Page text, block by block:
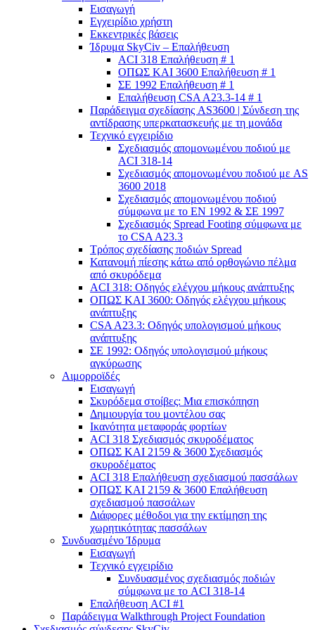
Εισαγωγή
Εγχειρίδιο χρήστη
Εκκεντρικές βάσεις
Ίδρυμα SkyCiv – Επαλήθευση
ACI 318 Επαλήθευση # 1
ΟΠΩΣ ΚΑΙ 3600 Επαλήθευση # 1
ΣΕ 1992 Επαλήθευση # 1
Επαλήθευση CSA A23.3-14 # 1
Παράδειγμα σχεδίασης AS3600 | Σύνδεση της
αντίδρασης υπερκατασκευής με τη μονάδα
Τεχνικό εγχειρίδιο
Σχεδιασμός απομονωμένου ποδιού με
ACI 318-14
Σχεδιασμός απομονωμένου ποδιού με AS
3600 2018
Σχεδιασμός απομονωμένου ποδιού
σύμφωνα με το ΕΝ 1992 & ΣΕ 1997
Σχεδιασμός Spread Footing σύμφωνα με
το CSA A23.3
Τρόπος σχεδίασης ποδιών Spread
Κατανομή πίεσης κάτω από ορθογώνιο πέλμα
από σκυρόδεμα
ACI 318: Οδηγός ελέγχου μήκους ανάπτυξης
ΟΠΩΣ ΚΑΙ 3600: Οδηγός ελέγχου μήκους
ανάπτυξης
CSA A23.3: Οδηγός υπολογισμού μήκους
ανάπτυξης
ΣΕ 1992: Οδηγός υπολογισμού μήκους
αγκύρωσης
Αιμορροϊδές
Εισαγωγή
Σκυρόδεμα στοίβες: Μια επισκόπηση
Δημιουργία του μοντέλου σας
Ικανότητα μεταφοράς φορτίων
ACI 318 Σχεδιασμός σκυροδέματος
ΟΠΩΣ ΚΑΙ 2159 & 3600 Σχεδιασμός
σκυροδέματος
ACI 318 Επαλήθευση σχεδιασμού πασσάλων
ΟΠΩΣ ΚΑΙ 2159 & 3600 Επαλήθευση
σχεδιασμού πασσάλων
Διάφορες μέθοδοι για την εκτίμηση της
χωρητικότητας πασσάλων
Συνδυασμένο Ίδρυμα
Εισαγωγή
Τεχνικό εγχειρίδιο
Συνδυασμένος σχεδιασμός ποδιών
σύμφωνα με το ACI 318-14
Επαλήθευση ACI #1
Παράδειγμα Walkthrough Project Foundation